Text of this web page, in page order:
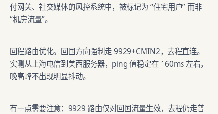
付网关、社交媒体的风控系统中，被标记为 “住宅用户” 而非
“机房流量”。
回程路由优化。回国方向强制走 9929+CMIN2，去程直连。
实测从上海电信到美西服务器，ping 值稳定在 160ms 左右，
晚高峰不出现明显抖动。
有一点需要注意：9929 路由仅对回国流量生效，去程仍走普